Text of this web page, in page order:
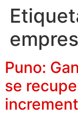
Puno:
se